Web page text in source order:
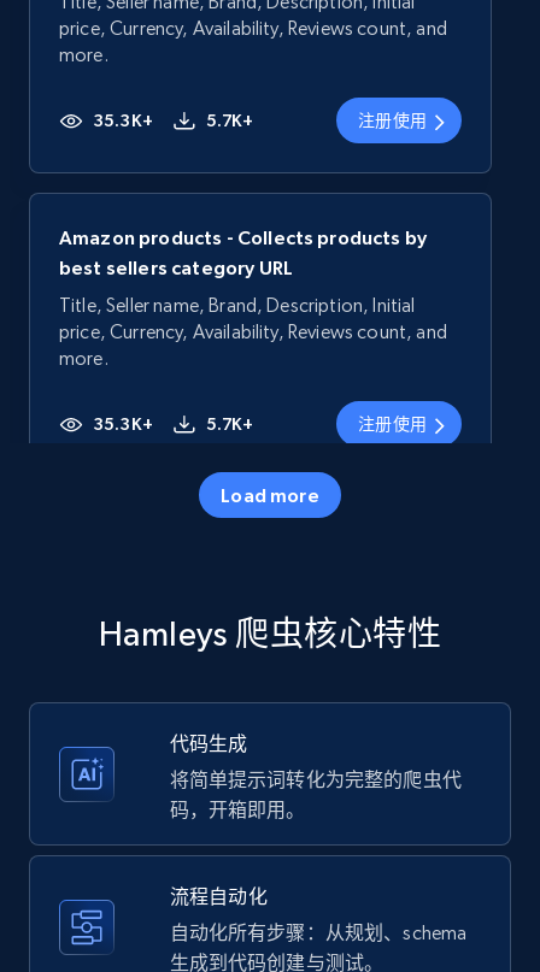
price, Currency, Availability, Reviews count, and
more.
35.3K+ 5.7K+ 注册使用
Amazon products - Collects products by
best sellers category URL
Title, Seller name, Brand, Description, Initial
price, Currency, Availability, Reviews count, and
more.
35.3K+ 5.7K+ 注册使用
price, Currency, Availability, Reviews count, and
Amazon products - Collects products by
Title, Seller name, Brand, Description, Initial
price, Currency, Availability, Reviews count, and
Load more
Hamleys 爬虫核心特性
代码生成
将简单提示词转化为完整的爬虫代
码，开箱即用。
流程自动化
自动化所有步骤：从规划、schema
生成到代码创建与测试。